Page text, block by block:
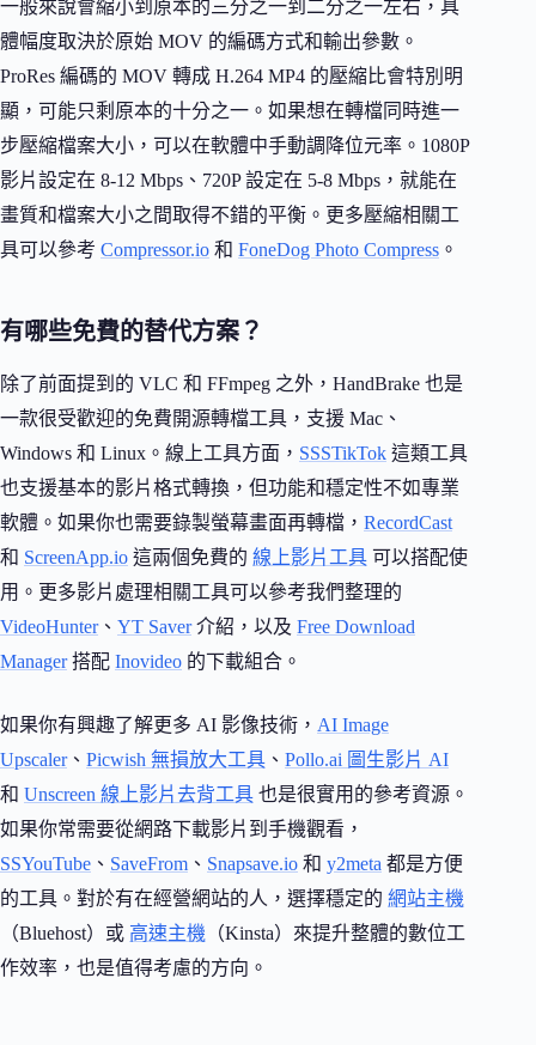
一般來說會縮小到原本的三分之一到二分之一左右，具
體幅度取決於原始 MOV 的編碼方式和輸出參數。
ProRes 編碼的 MOV 轉成 H.264 MP4 的壓縮比會特別明
顯，可能只剩原本的十分之一。如果想在轉檔同時進一
步壓縮檔案大小，可以在軟體中手動調降位元率。1080P
影片設定在 8-12 Mbps、720P 設定在 5-8 Mbps，就能在
畫質和檔案大小之間取得不錯的平衡。更多壓縮相關工
具可以參考 Compressor.io 和 FoneDog Photo Compress 。
有哪些免費的替代方案？
除了前面提到的 VLC 和 FFmpeg 之外，HandBrake 也是
一款很受歡迎的免費開源轉檔工具，支援 Mac、
Windows 和 Linux。線上工具方面， SSSTikTok 這類工具
也支援基本的影片格式轉換，但功能和穩定性不如專業
軟體。如果你也需要錄製螢幕畫面再轉檔， RecordCast
和 ScreenApp.io 這兩個免費的 線上影片工具 可以搭配使
用。更多影片處理相關工具可以參考我們整理的
VideoHunter、 YT Saver介紹，以及 Free Download
Manager搭配 Inovideo 的下載組合。
如果你有興趣了解更多 AI 影像技術， AI Image
Upscaler、 Picwish 無損放大工具 、 Pollo.ai 圖生影片 AI
和 Unscreen 線上影片去背工具 也是很實用的參考資源。
如果你常需要從網路下載影片到手機觀看，
SSYouTube 、 SaveFrom 、 Snapsave.io 和 y2meta 都是方便
的工具。對於有在經營網站的人，選擇穩定的 網站主機
（Bluehost）或 高速主機 （Kinsta）來提升整體的數位工
作效率，也是值得考慮的方向。